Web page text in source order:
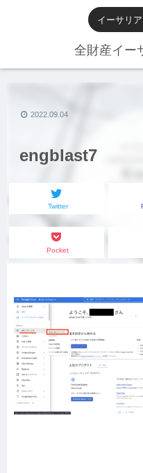
イーサリ
全財産イー
engblast7
Twitter
Pocket
2022.09.04